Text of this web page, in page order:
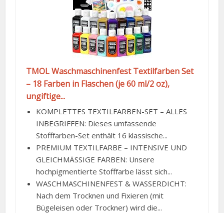
TMOL Waschmaschinenfest Textilfarben Set
– 18 Farben in Flaschen (je 60 ml/2 oz),
ungiftige...
KOMPLETTES TEXTILFARBEN-SET – ALLES
INBEGRIFFEN: Dieses umfassende
Stofffarben-Set enthält 16 klassische...
PREMIUM TEXTILFARBE – INTENSIVE UND
GLEICHMÄSSIGE FARBEN: Unsere
hochpigmentierte Stofffarbe lässt sich...
WASCHMASCHINENFEST & WASSERDICHT:
Nach dem Trocknen und Fixieren (mit
Bügeleisen oder Trockner) wird die...